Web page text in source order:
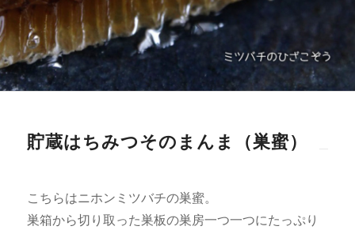
貯蔵はちみつそのまんま（巣蜜）
こちらはニホンミツバチの巣蜜。
巣箱から切り取った巣板の巣房一つ一つにたっぷり